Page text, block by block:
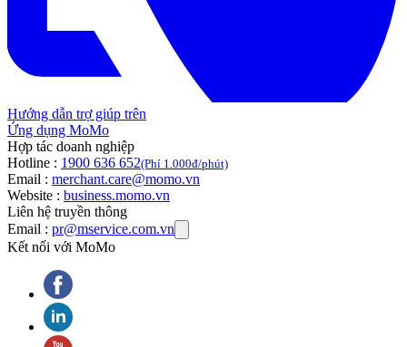
Hướng dẫn trợ giúp trên
Ứng dụng MoMo
Hợp tác doanh nghiệp
Hotline : 1900 636 652(Phí 1.000đ/phút)
Email : merchant.care@momo.vn
Website : business.momo.vn
Liên hệ truyền thông
Email : pr@mservice.com.vn
Kết nối với MoMo